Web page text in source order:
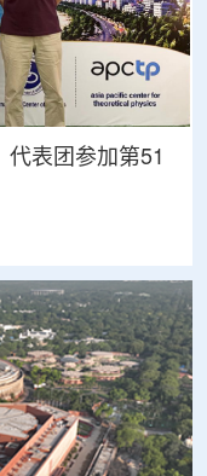
表团参加第51